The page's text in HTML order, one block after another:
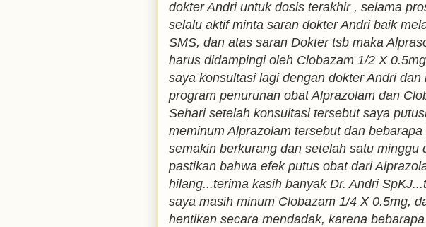
dokter Andri untuk dosis terakhir , selama
selalu aktif minta saran dokter Andri baik
SMS, dan atas saran Dokter tsb maka
harus didampingi oleh Clobazam 1/2 X
saya konsultasi lagi dengan dokter Andri dan
program penurunan obat Alprazolam dan
Sehari setelah konsultasi tersebut saya
meminum Alprazolam tersebut dan
semakin berkurang dan setelah satu minggu
pastikan bahwa efek putus obat dari
hilang...terima kasih banyak Dr. Andri
saya masih minum Clobazam 1/4 X 0.5mg,
hentikan secara mendadak, karena